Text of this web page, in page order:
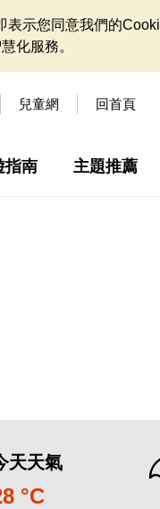
示您同意我們的
化服務。
兒童網 回首頁
指南 主題推薦
天天氣
°C